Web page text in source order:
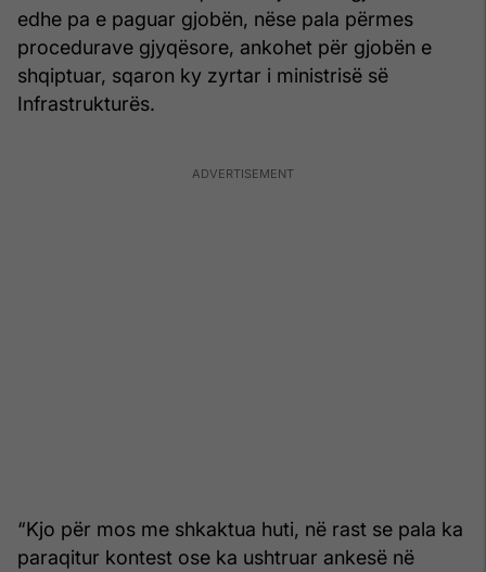
edhe pa e paguar gjobën, nëse pala përmes
procedurave gjyqësore, ankohet për gjobën e
shqiptuar, sqaron ky zyrtar i ministrisë së
Infrastrukturës.
“Kjo për mos me shkaktua huti, në rast se pala ka
paraqitur kontest ose ka ushtruar ankesë në